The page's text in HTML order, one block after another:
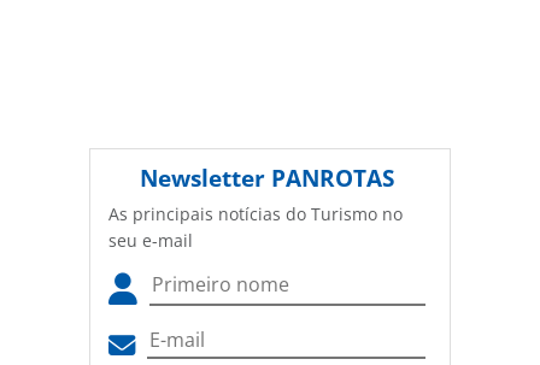
Newsletter PANROTAS
As principais notícias do Turismo no
seu e-mail